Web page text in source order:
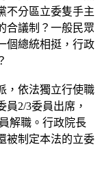
不分區立委隻手主
合議制？一般民眾
個總統相挺，行政
，依法獨立行使職
2/3委員出席，
解職。行政院長
被制定本法的立委